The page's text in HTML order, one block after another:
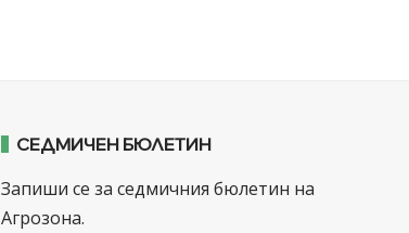
СЕДМИЧЕН БЮЛЕТИН
Запиши се за седмичния бюлетин на
Агрозона.